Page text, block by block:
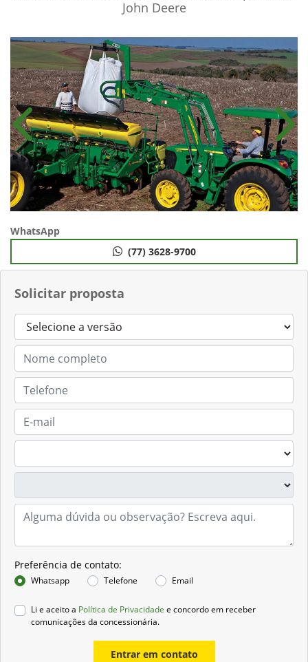
John Deere
Solicitar proposta
Preferência de contato:
Whatsapp Telefone Email
Li e aceito a Política de Privacidade e concordo em receber
comunicações da concessionária.
Entrar em contato
Anterior
WhatsApp
(77) 3628-9700